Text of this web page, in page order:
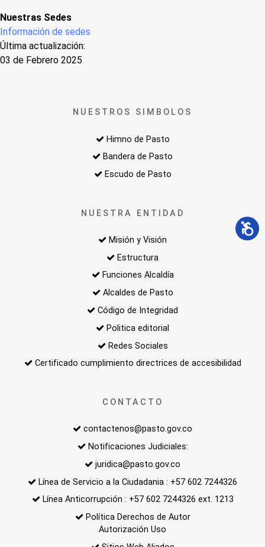
Nuestras Sedes
Información de sedes
Última actualización:
03 de Febrero 2025
NUESTROS SIMBOLOS
Himno de Pasto
Bandera de Pasto
Escudo de Pasto
NUESTRA ENTIDAD
Misión y Visión
Estructura
Funciones Alcaldía
Alcaldes de Pasto
Código de Integridad
Politica editorial
Redes Sociales
Certificado cumplimiento directrices de accesibilidad
CONTACTO
contactenos@pasto.gov.co
Notificaciones Judiciales:
juridica@pasto.gov.co
Línea de Servicio a la Ciudadania : +57 602 7244326
Línea Anticorrupción : +57 602 7244326 ext. 1213
Política Derechos de Autor
Autorización Uso